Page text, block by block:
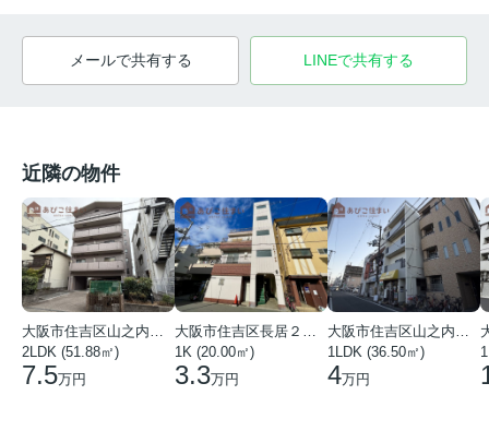
メールで共有する LINEで共有する
近隣の物件
大阪市住吉区山之内３丁目
2LDK (51.88㎡)
7.5万円
大阪市住吉区長居２丁目
1K (20.00㎡)
3.3万円
大阪市住吉区山之内３丁目
1LDK (36.50㎡)
4万円